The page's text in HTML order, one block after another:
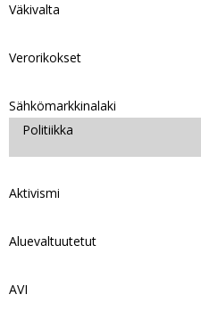
Väkivalta
Verorikokset
Sähkömarkkinalaki
Politiikka
Aktivismi
Aluevaltuutetut
AVI